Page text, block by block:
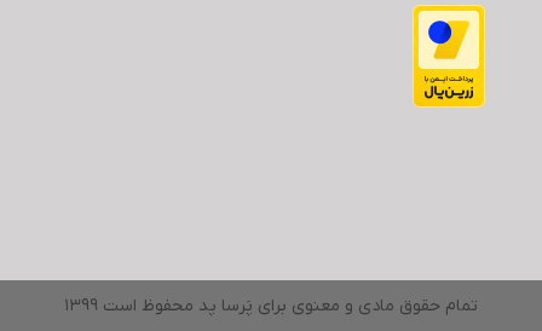
تمام حقوق مادی و معنوی برای پَرسا پد محفوظ است 1399